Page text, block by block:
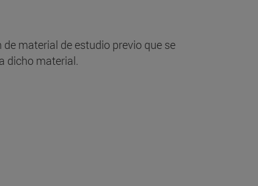
material de estudio previo que se
dicho material.